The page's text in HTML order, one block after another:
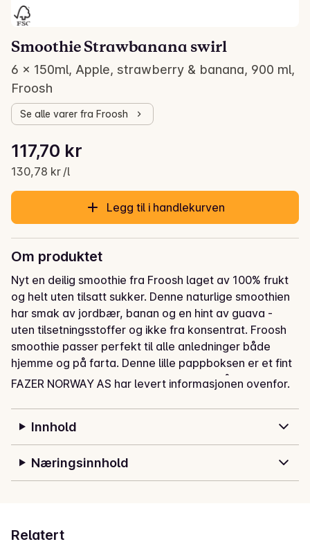
Smoothie Strawbanana swirl
6 x 150ml, Apple, strawberry & banana, 900 ml,
Froosh
Se alle varer fra Froosh
Gjeldende pris er: 117,70 kr
117,70 kr
130,78 kr /l
Stykkpris: 130,78 kr /l
Legg til i handlekurven
Om produktet
Nyt en deilig smoothie fra Froosh laget av 100% frukt
og helt uten tilsatt sukker. Denne naturlige smoothien
har smak av jordbær, banan og en hint av guava -
uten tilsetningsstoffer og ikke fra konsentrat. Froosh
smoothie passer perfekt til alle anledninger både
hjemme og på farta. Denne lille pappboksen er et fint
tilskott til matboksen eller som mellommåltid til deg
FAZER NORWAY AS har levert informasjonen ovenfor.
Innhold
Næringsinnhold
Relatert